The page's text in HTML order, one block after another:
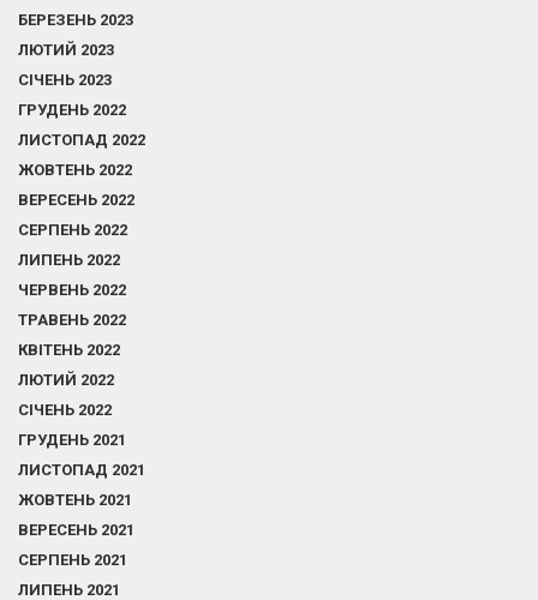
БЕРЕЗЕНЬ 2023
ЛЮТИЙ 2023
СІЧЕНЬ 2023
ГРУДЕНЬ 2022
ЛИСТОПАД 2022
ЖОВТЕНЬ 2022
ВЕРЕСЕНЬ 2022
СЕРПЕНЬ 2022
ЛИПЕНЬ 2022
ЧЕРВЕНЬ 2022
ТРАВЕНЬ 2022
КВІТЕНЬ 2022
ЛЮТИЙ 2022
СІЧЕНЬ 2022
ГРУДЕНЬ 2021
ЛИСТОПАД 2021
ЖОВТЕНЬ 2021
ВЕРЕСЕНЬ 2021
СЕРПЕНЬ 2021
ЛИПЕНЬ 2021